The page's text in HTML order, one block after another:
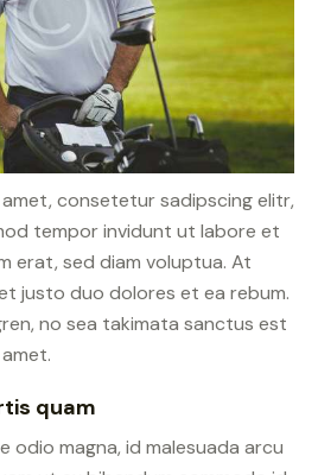
consetetur sadipscing elitr,
tempor invidunt ut labore et
erat, sed diam voluptua. At
justo duo dolores et ea rebum.
no sea takimata sanctus est
quam
odio magna, id malesuada arcu